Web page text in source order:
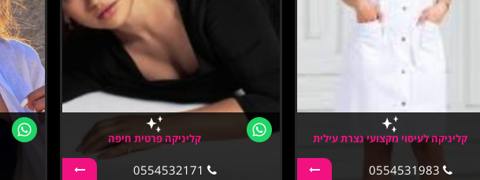
קליניקה לעיסוי מקצועי נצרת עילית קליניקה פרטית חיפה
0554532171